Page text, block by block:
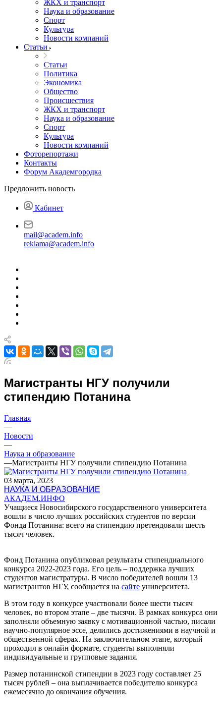
ЖКХ и транспорт
Наука и образование
Спорт
Культура
Новости компаний
Статьи
Статьи
Политика
Экономика
Общество
Происшествия
ЖКХ и транспорт
Наука и образование
Спорт
Культура
Новости компаний
Фоторепортажи
Контакты
Форум Академгородка
Предложить новость
Кабинет
mail@academ.info
reklama@academ.info
Магистранты НГУ получили
стипендию Потанина
Главная
—
Новости
—
Наука и образование
—Магистранты НГУ получили стипендию Потанина
03 марта, 2023
НАУКА И ОБРАЗОВАНИЕ
АКАДЕМ.ИНФО
Учащиеся Новосибирского государственного университета
вошли в число лучших российских студентов по версии
Фонда Потанина: всего на стипендию претендовали шесть
тысяч человек.
Фонд Потанина опубликовал результаты стипендиального
конкурса 2022-2023 года. Его цель – поддержка лучших
студентов магистратуры. В число победителей вошли 13
магистрантов НГУ, сообщается на сайте университета.
В этом году в конкурсе участвовали более шести тысяч
человек, во втором этапе – две тысячи. В рамках конкурса они
заполняли объемную заявку с мотивационной частью, писали
научно-популярное эссе, делились достижениями в научной и
общественной сферах. На заключительном этапе, который
проходил в онлайн формате, студенты выполняли
индивидуальные и групповые задания.
Размер потанинской стипендии в 2023 году составляет 25
тысяч рублей – она выплачивается победителю конкурса
ежемесячно до окончания обучения.